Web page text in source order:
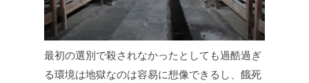
最初の選別で殺されなかったとしても過酷過ぎ
る環境は地獄なのは容易に想像できるし、餓死